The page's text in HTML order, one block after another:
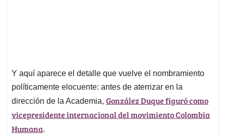
Y aquí aparece el detalle que vuelve el nombramiento
políticamente elocuente: antes de aterrizar en la
dirección de la Academia, González Duque figuró como
vicepresidente internacional del movimiento Colombia
Humana.